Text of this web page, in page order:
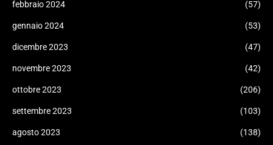
febbraio 2024 (57)
gennaio 2024 (53)
dicembre 2023 (47)
novembre 2023 (42)
ottobre 2023 (206)
settembre 2023 (103)
agosto 2023 (138)